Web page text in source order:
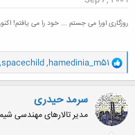
روزگاری اورا می جستم ... خود را می يافتم!
و
ا
ک
ن
ش
ه
ا
hamedinia_m51
,
spacechild
,
سرمد حیدری
مدیر تالارهای مهندسی